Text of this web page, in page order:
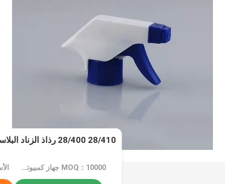
28/410 28/400 رذاذ الزناد البلاستيكي والبيبيت PE
MOQ：10000 جهاز كمبيوتر شخصى